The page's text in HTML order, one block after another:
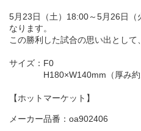
5月23日（土）18:00～5月26日（
なります。
この勝利した試合の思い出として
サイズ：F0
H180×W140mm（厚み約
【ホットマーケット】
メーカー品番：oa902406